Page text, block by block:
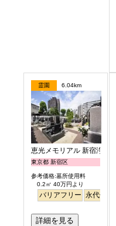
霊園 6.04km
恵光メモリアル 新宿浄苑
東京都 新宿区
参考価格:墓所使用料
0.2㎡ 40万円より
バリアフリー 永代供養
詳細を見る